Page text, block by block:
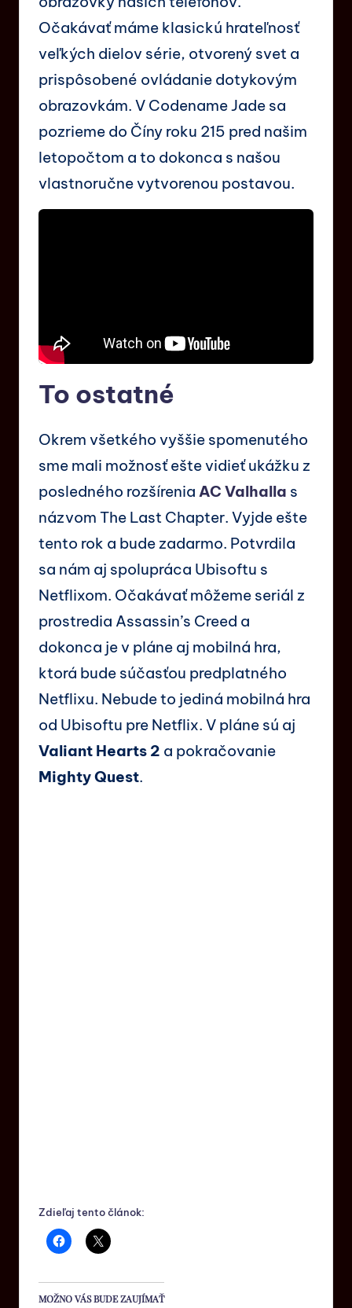
Očakávať máme klasickú hrateľnosť
veľkých dielov série, otvorený svet a
prispôsobené ovládanie dotykovým
obrazovkám. V Codename Jade sa
pozrieme do Číny roku 215 pred našim
letopočtom a to dokonca s našou
vlastnoručne vytvorenou postavou.
To ostatné
Okrem všetkého vyššie spomenutého
sme mali možnosť ešte vidieť ukážku z
posledného rozšírenia AC Valhalla s
názvom The Last Chapter. Vyjde ešte
tento rok a bude zadarmo. Potvrdila
sa nám aj spolupráca Ubisoftu s
Netflixom. Očakávať môžeme seriál z
prostredia Assassin’s Creed a
dokonca je v pláne aj mobilná hra,
ktorá bude súčasťou predplatného
Netflixu. Nebude to jediná mobilná hra
od Ubisoftu pre Netflix. V pláne sú aj
Valiant Hearts 2 a pokračovanie
Mighty Quest.
Zdieľaj tento článok:
MOŽNO VÁS BUDE ZAUJÍMAŤ